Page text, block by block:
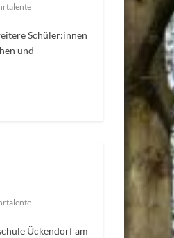
Schüler:innen
und
Ückendorf am